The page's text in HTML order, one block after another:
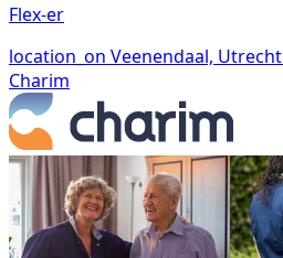
Flex-er
location_on Veenendaal, Utrecht
Charim